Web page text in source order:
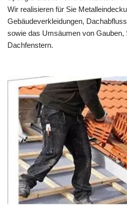
Wir realisieren für Sie
Gebäudeverkleidungen,
sowie das Umsäumen von Gauben,
Dachfenstern.